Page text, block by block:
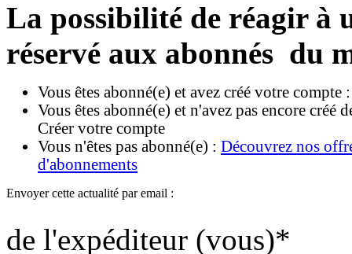
La possibilité de réagir à
réservé aux abonnés du
Vous êtes abonné(e) et avez créé votre compte
Vous êtes abonné(e) et n'avez pas encore créé
Créer votre compte
Vous n'êtes pas abonné(e) : Découvrez nos
d'abonnements
Envoyer cette actualité par email :
de l'expéditeur (vous)*